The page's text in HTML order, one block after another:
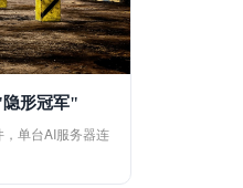
形冠军"
单台AI服务器连